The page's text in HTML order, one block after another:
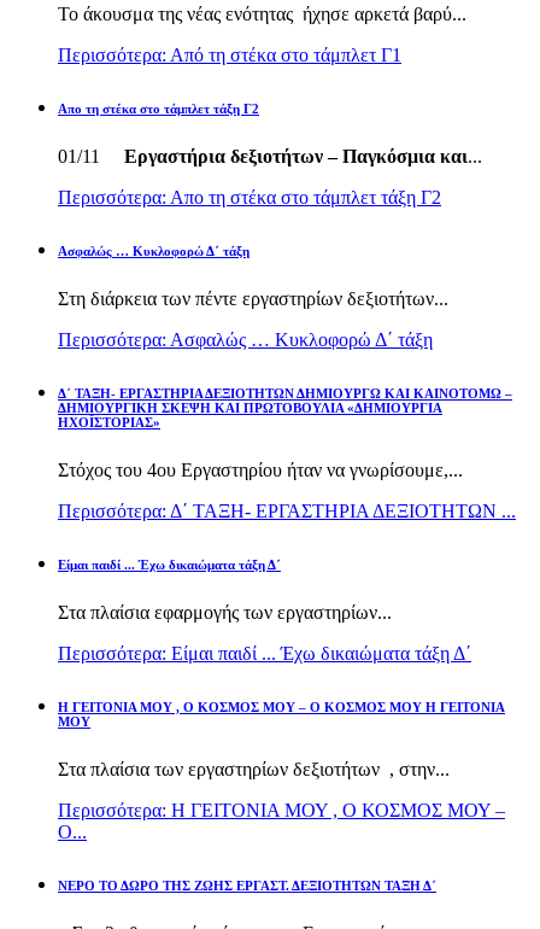
Το άκουσμα της νέας ενότητας ήχησε αρκετά βαρύ...
Περισσότερα: Από τη στέκα στο τάμπλετ Γ1
Απο τη στέκα στο τάμπλετ τάξη Γ2
01/11 Εργαστήρια δεξιοτήτων – Παγκόσμια και...
Περισσότερα: Απο τη στέκα στο τάμπλετ τάξη Γ2
Ασφαλώς … Κυκλοφορώ Δ΄ τάξη
Στη διάρκεια των πέντε εργαστηρίων δεξιοτήτων...
Περισσότερα: Ασφαλώς … Κυκλοφορώ Δ΄ τάξη
Δ΄ ΤΑΞΗ- ΕΡΓΑΣΤΗΡΙΑ ΔΕΞΙΟΤΗΤΩΝ ΔΗΜΙΟΥΡΓΩ ΚΑΙ ΚΑΙΝΟΤΟΜΩ –
ΔΗΜΙΟΥΡΓΙΚΗ ΣΚΕΨΗ ΚΑΙ ΠΡΩΤΟΒΟΥΛΙΑ «ΔΗΜΙΟΥΡΓΙΑ
ΗΧΟΪΣΤΟΡΙΑΣ»
Στόχος του 4ου Εργαστηρίου ήταν να γνωρίσουμε,...
Περισσότερα: Δ΄ ΤΑΞΗ- ΕΡΓΑΣΤΗΡΙΑ ΔΕΞΙΟΤΗΤΩΝ ...
Είμαι παιδί ... Έχω δικαιώματα τάξη Δ΄
Στα πλαίσια εφαρμογής των εργαστηρίων...
Περισσότερα: Είμαι παιδί ... Έχω δικαιώματα τάξη Δ΄
Η ΓΕΙΤΟΝΙΑ ΜΟΥ , Ο ΚΟΣΜΟΣ ΜΟΥ – Ο ΚΟΣΜΟΣ ΜΟΥ Η ΓΕΙΤΟΝΙΑ
ΜΟΥ
Στα πλαίσια των εργαστηρίων δεξιοτήτων , στην...
Περισσότερα: Η ΓΕΙΤΟΝΙΑ ΜΟΥ , Ο ΚΟΣΜΟΣ ΜΟΥ –
Ο...
ΝΕΡΟ ΤΟ ΔΩΡΟ ΤΗΣ ΖΩΗΣ ΕΡΓΑΣΤ. ΔΕΞΙΟΤΗΤΩΝ ΤΑΞΗ Δ΄